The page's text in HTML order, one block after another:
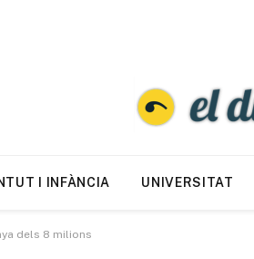
I INFÀNCIA UNIVERSITAT
dels 8 milions